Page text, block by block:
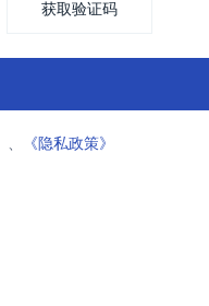
获取验证码
、 《隐私政策》